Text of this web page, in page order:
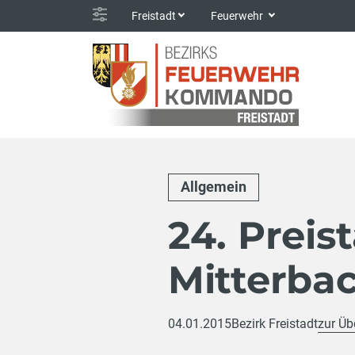
Freistadt Feuerwehr
Allgemein
24.
04.01.2015Bezirk Freistadtzur